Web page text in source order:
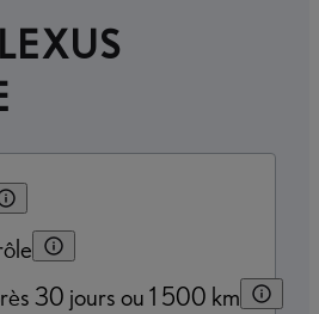
30 jours ou 1 500 km